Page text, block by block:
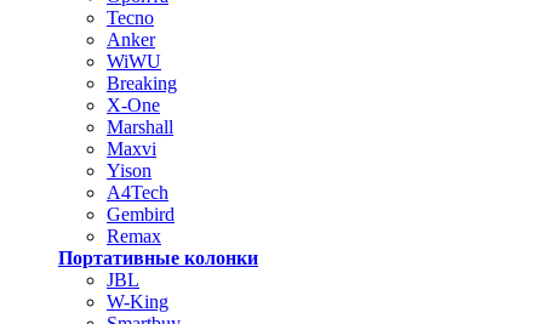
Tecno
Anker
WiWU
Breaking
X-One
Marshall
Maxvi
Yison
A4Tech
Gembird
Remax
Портативные колонки
JBL
W-King